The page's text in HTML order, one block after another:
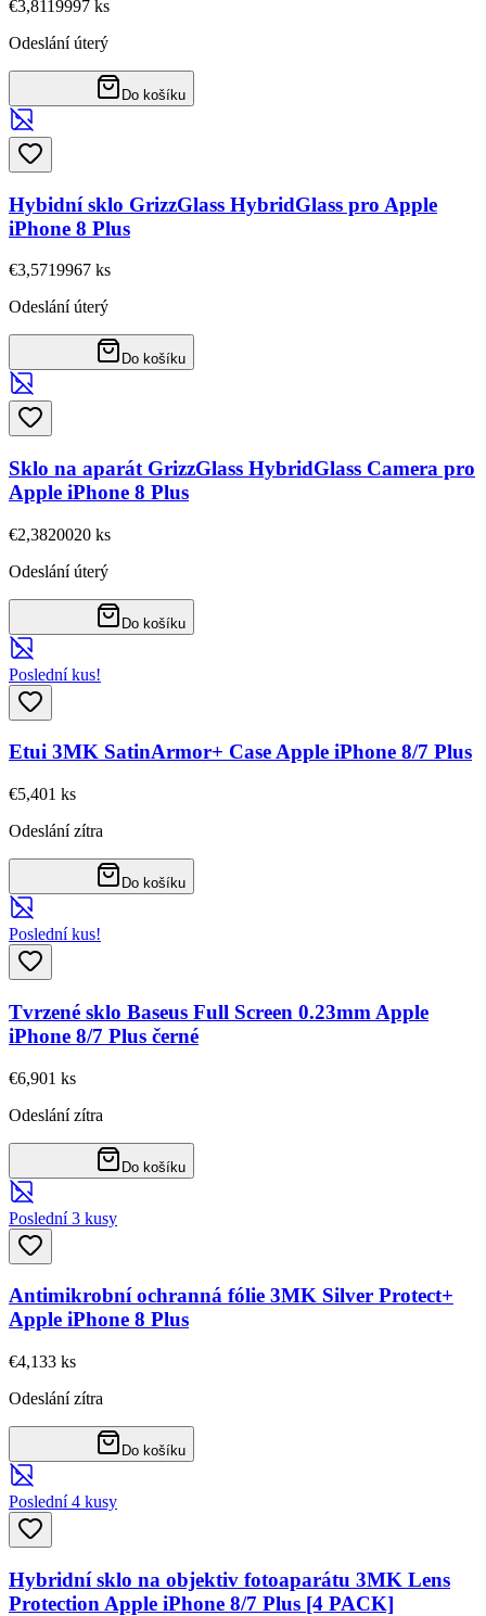
€3,81 19997 ks
Odeslání úterý
Do košíku
Hybidní sklo GrizzGlass HybridGlass pro Apple
iPhone 8 Plus
€3,5719967 ks
Odeslání úterý
Do košíku
Sklo na aparát GrizzGlass HybridGlass Camera pro
Apple iPhone 8 Plus
€2,3820020 ks
Odeslání úterý
Do košíku
Poslední kus!
Etui 3MK SatinArmor+ Case Apple iPhone 8/7 Plus
€5,401 ks
Odeslání zítra
Do košíku
Poslední kus!
Tvrzené sklo Baseus Full Screen 0.23mm Apple
iPhone 8/7 Plus černé
€6,901 ks
Odeslání zítra
Do košíku
Poslední 3 kusy
Antimikrobní ochranná fólie 3MK Silver Protect+
Apple iPhone 8 Plus
€4,133 ks
Odeslání zítra
Do košíku
Poslední 4 kusy
Hybridní sklo na objektiv fotoaparátu 3MK Lens
Protection Apple iPhone 8/7 Plus [4 PACK]